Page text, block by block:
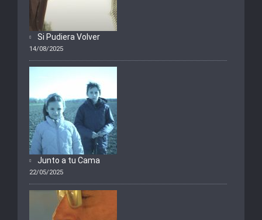
Si Pudiera Volver
14/08/2025
Junto a tu Cama
22/05/2025